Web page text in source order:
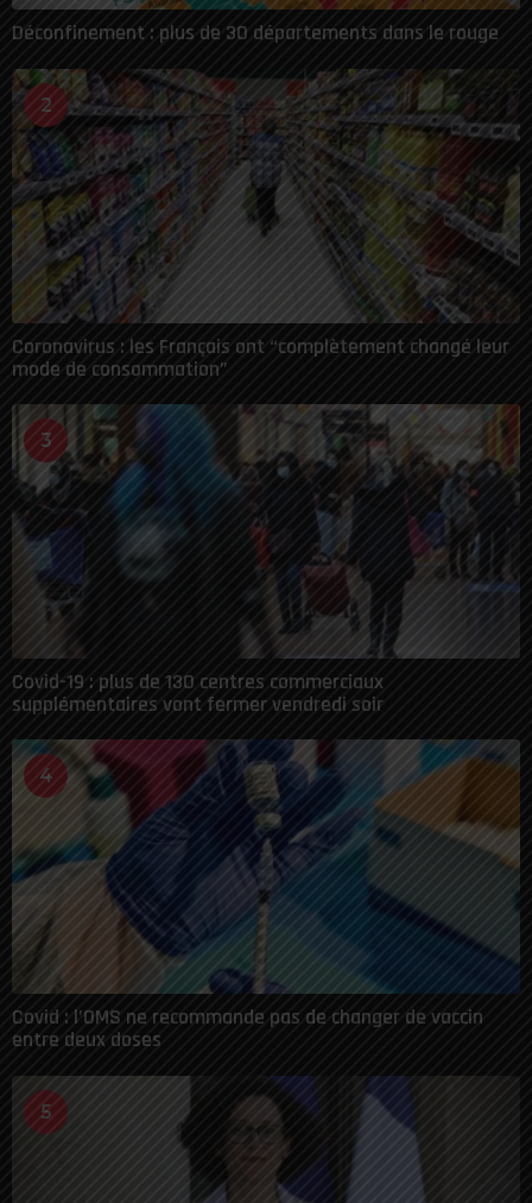
Déconfinement : plus de 30 départements dans le rouge
2
Coronavirus : les Français ont “complètement changé leur
mode de consommation”
3
Covid-19 : plus de 130 centres commerciaux
supplémentaires vont fermer vendredi soir
4
Covid : l’OMS ne recommande pas de changer de vaccin
entre deux doses
5